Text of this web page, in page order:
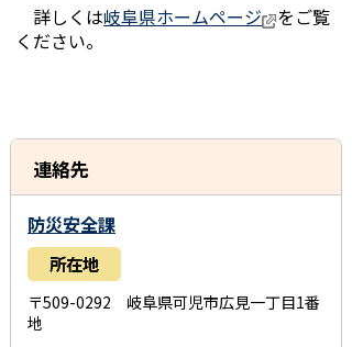
詳しくは岐阜県ホームページ
をご覧
ください。
連絡先
防災安全課
所在地
〒509-0292 岐阜県可児市広見一丁目1番
地